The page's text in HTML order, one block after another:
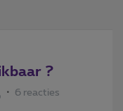
?
6 reacties